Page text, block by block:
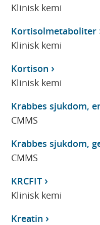
Klinisk kemi
Kortisolmetaboliter
Klinisk kemi
Kortison
Klinisk kemi
Krabbes sjukdom,
CMMS
Krabbes sjukdom,
CMMS
KRCFIT
Klinisk kemi
Kreatin